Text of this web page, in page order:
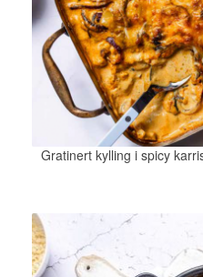
Gratinert kylling i spicy